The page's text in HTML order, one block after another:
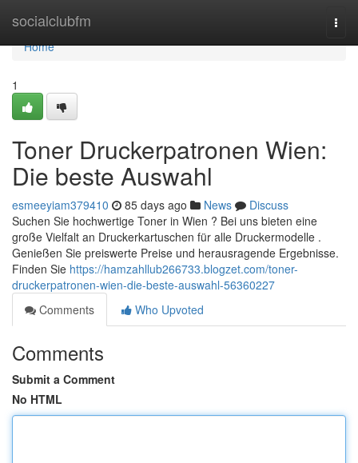
socialclubfm
Home
Home
1
Toner Druckerpatronen Wien:
Die beste Auswahl
esmeeyiam379410 85 days ago News
Discuss
Suchen Sie hochwertige Toner in Wien ? Bei uns bieten eine
große Vielfalt an Druckerkartuschen für alle Druckermodelle .
Genießen Sie preiswerte Preise und herausragende Ergebnisse.
Finden Sie https://hamzahllub266733.blogzet.com/toner-
druckerpatronen-wien-die-beste-auswahl-56360227
Comments
Who Upvoted
Comments
Submit a Comment
No HTML